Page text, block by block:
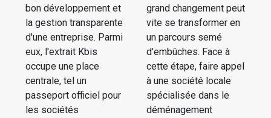
bon développement et
la gestion transparente
d'une entreprise. Parmi
eux, l'extrait Kbis
occupe une place
centrale, tel un
passeport officiel pour
les sociétés
grand changement peut
vite se transformer en
un parcours semé
d'embûches. Face à
cette étape, faire appel
à une société locale
spécialisée dans le
déménagement